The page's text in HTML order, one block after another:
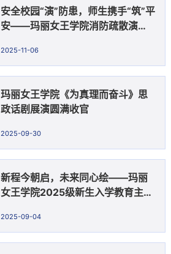
安全校园“演”防患，师生携手“筑”平
安——玛丽女王学院消防疏散演练
2025-11-06
玛丽女王学院《为真理而奋斗》思
政话剧展演圆满收官
2025-09-30
新程今朝启，未来同心绘——玛丽
女王学院2025级新生入学教育主题
2025-09-04